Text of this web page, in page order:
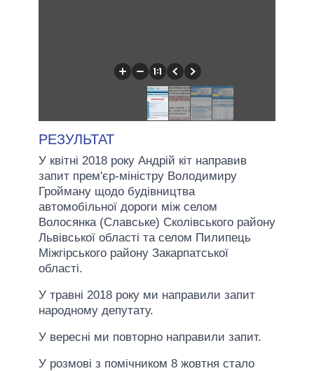
РЕЗУЛЬТАТ
У квітні 2018 року Андрій кіт направив
запит прем'єр-міністру Володимиру
Гройману щодо будівництва
автомобільної дороги між селом
Волосянка (Славське) Сколівського району
Львівської області та селом Пилипець
Міжгірського району Закарпатської
області.
У травні 2018 року ми направили запит
народному депутату.
У вересні ми повторно направили запит.
У розмові з помічником 8 жовтня стало